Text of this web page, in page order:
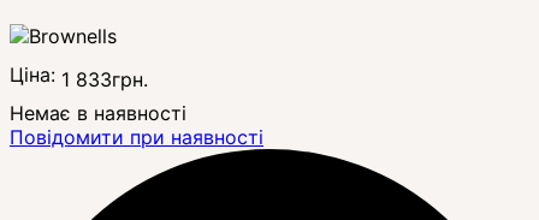
Ціна: 1 833грн.
Немає в наявності
Повідомити при наявності